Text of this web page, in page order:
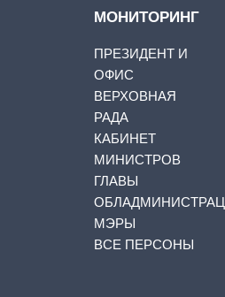
МОНИТОРИНГ
ПРЕЗИДЕНТ И
ОФИС
ВЕРХОВНАЯ
РАДА
КАБИНЕТ
МИНИСТРОВ
ГЛАВЫ
МЭРЫ
ВСЕ ПЕРСОНЫ